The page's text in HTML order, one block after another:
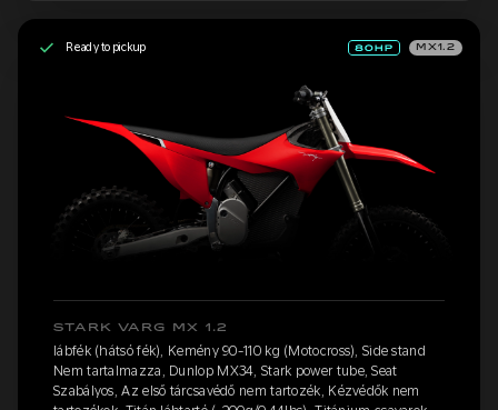
Ready to pickup MX1.2
STARK VARG MX 1.2
lábfék (hátsó fék), Kemény 90-110 kg (Motocross), Side stand
Nem tartalmazza, Dunlop MX34, Stark power tube, Seat
Szabályos, Az első tárcsavédő nem tartozék, Kézvédők nem